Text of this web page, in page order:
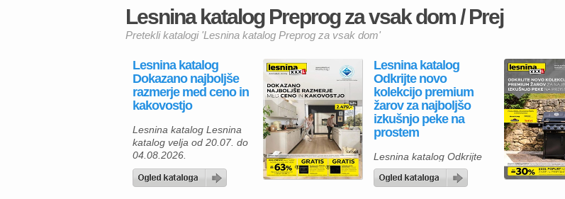
Lesnina katalog Preprog za vsak dom / Prej
Pretekli katalogi 'Lesnina katalog Preprog za vsak dom'
Lesnina katalog
Dokazano najboljše
razmerje med ceno in
kakovostjo
Lesnina katalog Lesnina
katalog velja od 20.07. do
04.08.2026.
Lesnina katalog
Odkrijte novo
kolekcijo premium
žarov za najboljšo
izkušnjo peke na
prostem
Lesnina katalog Odkrijte
novo kolekcijo premium
žarov za najboljšo izkušnjo